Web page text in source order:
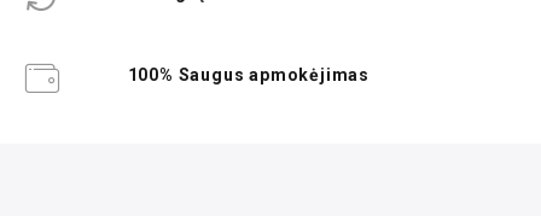
100% Saugus apmokėjimas